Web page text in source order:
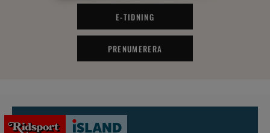
E-TIDNING
PRENUMERERA